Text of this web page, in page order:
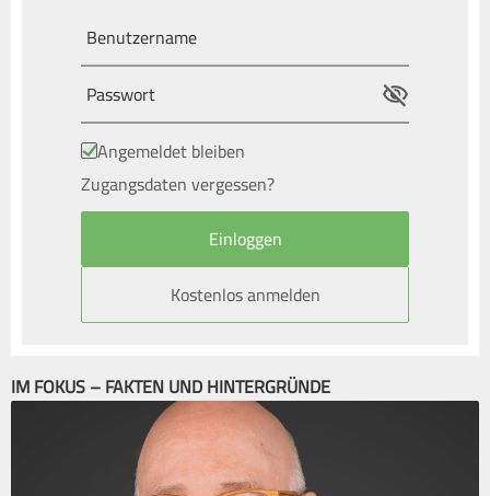
Angemeldet bleiben
Zugangsdaten vergessen?
Kostenlos anmelden
IM FOKUS – FAKTEN UND HINTERGRÜNDE